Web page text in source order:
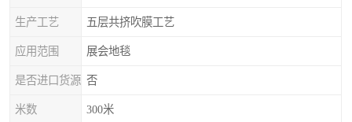
生产工艺 五层共挤吹膜工艺
应用范围 展会地毯
是否进口货源 否
米数 300米